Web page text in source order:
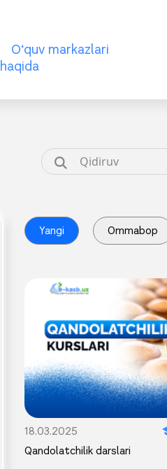
O‘quv markazlari
haqida
Yangi Ommabop
18.03.2025
Qandolatchilik darslari